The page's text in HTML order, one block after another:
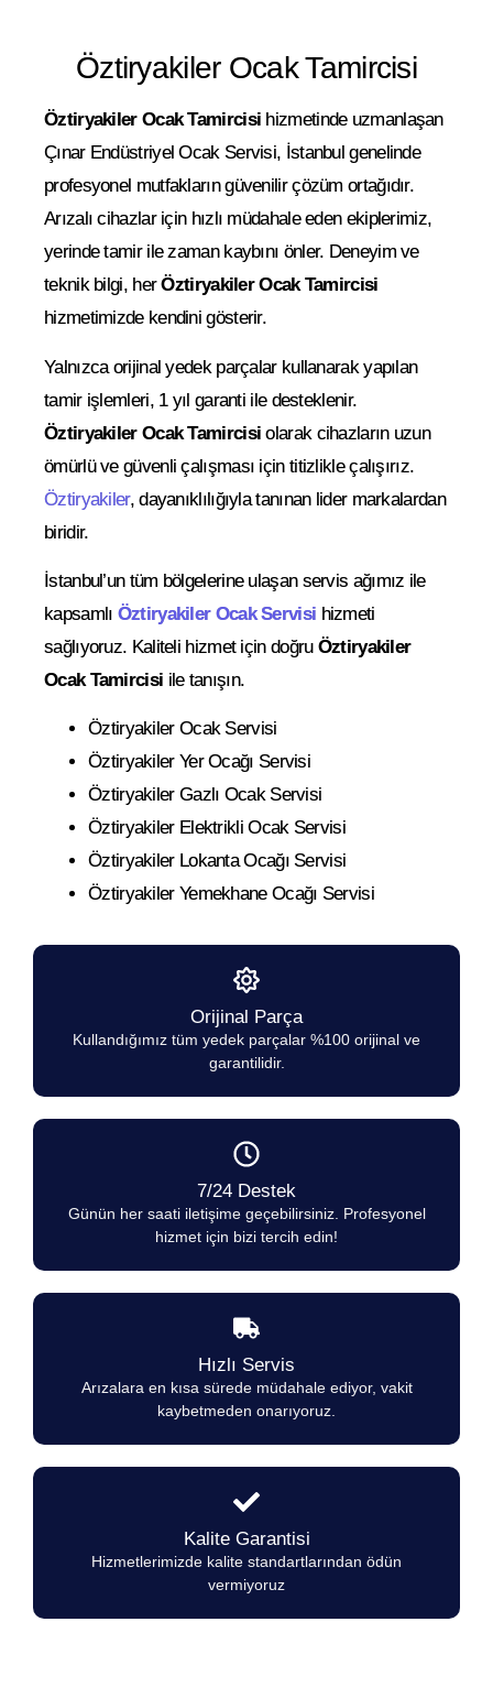
Öztiryakiler Ocak Tamircisi
Öztiryakiler Ocak Tamircisi hizmetinde uzmanlaşan
Çınar Endüstriyel Ocak Servisi, İstanbul genelinde
profesyonel mutfakların güvenilir çözüm ortağıdır.
Arızalı cihazlar için hızlı müdahale eden ekiplerimiz,
yerinde tamir ile zaman kaybını önler. Deneyim ve
teknik bilgi, herÖztiryakiler Ocak Tamircisi
hizmetimizde kendini gösterir.
Yalnızca orijinal yedek parçalar kullanarak yapılan
tamir işlemleri, 1 yıl garanti ile desteklenir.
Öztiryakiler Ocak Tamircisi olarak cihazların uzun
ömürlü ve güvenli çalışması için titizlikle çalışırız.
Öztiryakiler, dayanıklılığıyla tanınan lider markalardan
biridir.
İstanbul’un tüm bölgelerine ulaşan servis ağımız ile
kapsamlı Öztiryakiler Ocak Servisi hizmeti
sağlıyoruz. Kaliteli hizmet için doğru Öztiryakiler
Ocak Tamircisi ile tanışın.
Öztiryakiler Ocak Servisi
Öztiryakiler Yer Ocağı Servisi
Öztiryakiler Gazlı Ocak Servisi
Öztiryakiler Elektrikli Ocak Servisi
Öztiryakiler Lokanta Ocağı Servisi
Öztiryakiler Yemekhane Ocağı Servisi
Orijinal Parça
Kullandığımız tüm yedek parçalar %100 orijinal ve
garantilidir.
7/24 Destek
Günün her saati iletişime geçebilirsiniz. Profesyonel
hizmet için bizi tercih edin!
Hızlı Servis
Arızalara en kısa sürede müdahale ediyor, vakit
kaybetmeden onarıyoruz.
Kalite Garantisi
Hizmetlerimizde kalite standartlarından ödün
vermiyoruz